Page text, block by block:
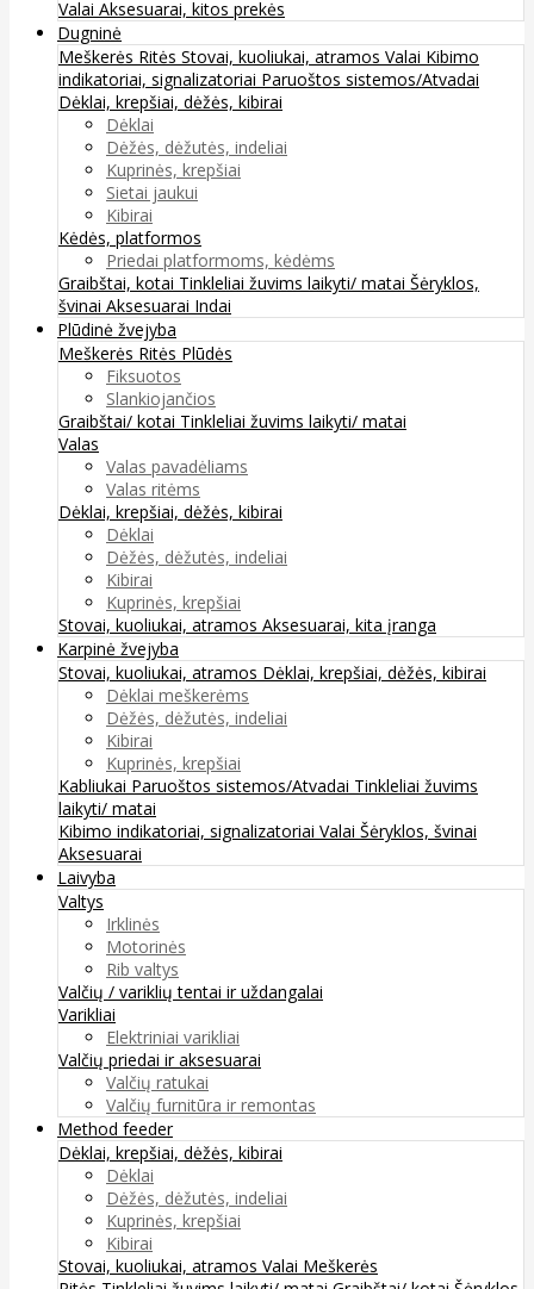
Valai Aksesuarai, kitos prekės
Dugninė
Meškerės Ritės Stovai, kuoliukai, atramos Valai Kibimo
indikatoriai, signalizatoriai Paruoštos sistemos/Atvadai
Dėklai, krepšiai, dėžės, kibirai
Dėklai
Dėžės, dėžutės, indeliai
Kuprinės, krepšiai
Sietai jaukui
Kibirai
Kėdės, platformos
Priedai platformoms, kėdėms
Graibštai, kotai Tinkleliai žuvims laikyti/ matai Šėryklos,
švinai Aksesuarai Indai
Plūdinė žvejyba
Meškerės Ritės Plūdės
Fiksuotos
Slankiojančios
Graibštai/ kotai Tinkleliai žuvims laikyti/ matai
Valas
Valas pavadėliams
Valas ritėms
Dėklai, krepšiai, dėžės, kibirai
Dėklai
Dėžės, dėžutės, indeliai
Kibirai
Kuprinės, krepšiai
Stovai, kuoliukai, atramos Aksesuarai, kita įranga
Karpinė žvejyba
Stovai, kuoliukai, atramos Dėklai, krepšiai, dėžės, kibirai
Dėklai meškerėms
Dėžės, dėžutės, indeliai
Kibirai
Kuprinės, krepšiai
Kabliukai Paruoštos sistemos/Atvadai Tinkleliai žuvims
laikyti/ matai
Kibimo indikatoriai, signalizatoriai Valai Šėryklos, švinai
Aksesuarai
Laivyba
Valtys
Irklinės
Motorinės
Rib valtys
Valčių / variklių tentai ir uždangalai
Varikliai
Elektriniai varikliai
Valčių priedai ir aksesuarai
Valčių ratukai
Valčių furnitūra ir remontas
Method feeder
Dėklai, krepšiai, dėžės, kibirai
Dėklai
Dėžės, dėžutės, indeliai
Kuprinės, krepšiai
Kibirai
Stovai, kuoliukai, atramos Valai Meškerės